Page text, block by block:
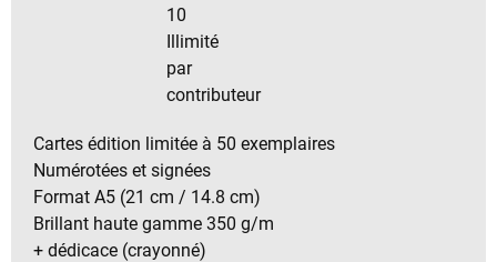
10
Illimité
par
contributeur
Cartes édition limitée à 50 exemplaires
Numérotées et signées
Format A5 (21 cm / 14.8 cm)
Brillant haute gamme 350 g/m
+ dédicace (crayonné)